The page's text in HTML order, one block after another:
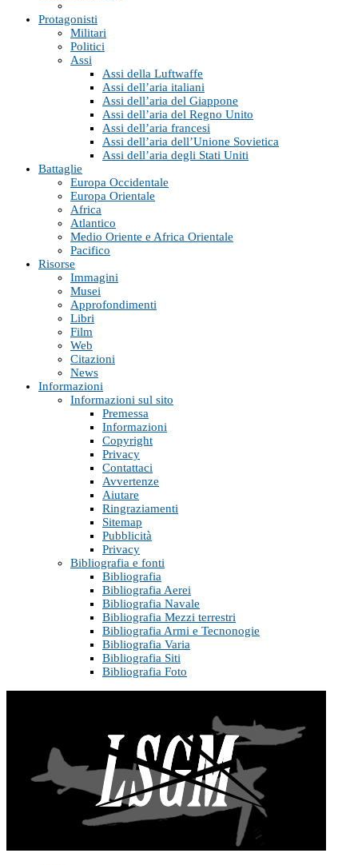
Protagonisti
Militari
Politici
Assi
Assi della Luftwaffe
Assi dell’aria italiani
Assi dell’aria del Giappone
Assi dell’aria del Regno Unito
Assi dell’aria francesi
Assi dell’aria dell’Unione Sovietica
Assi dell’aria degli Stati Uniti
Battaglie
Europa Occidentale
Europa Orientale
Africa
Atlantico
Medio Oriente e Africa Orientale
Pacifico
Risorse
Immagini
Musei
Approfondimenti
Libri
Film
Web
Citazioni
News
Informazioni
Informazioni sul sito
Premessa
Informazioni
Copyright
Privacy
Contattaci
Avvertenze
Aiutare
Ringraziamenti
Sitemap
Pubblicità
Privacy
Bibliografia e fonti
Bibliografia
Bibliografia Aerei
Bibliografia Navale
Bibliografia Mezzi terrestri
Bibliografia Armi e Tecnonogie
Bibliografia Varia
Bibliografia Siti
Bibliografia Foto